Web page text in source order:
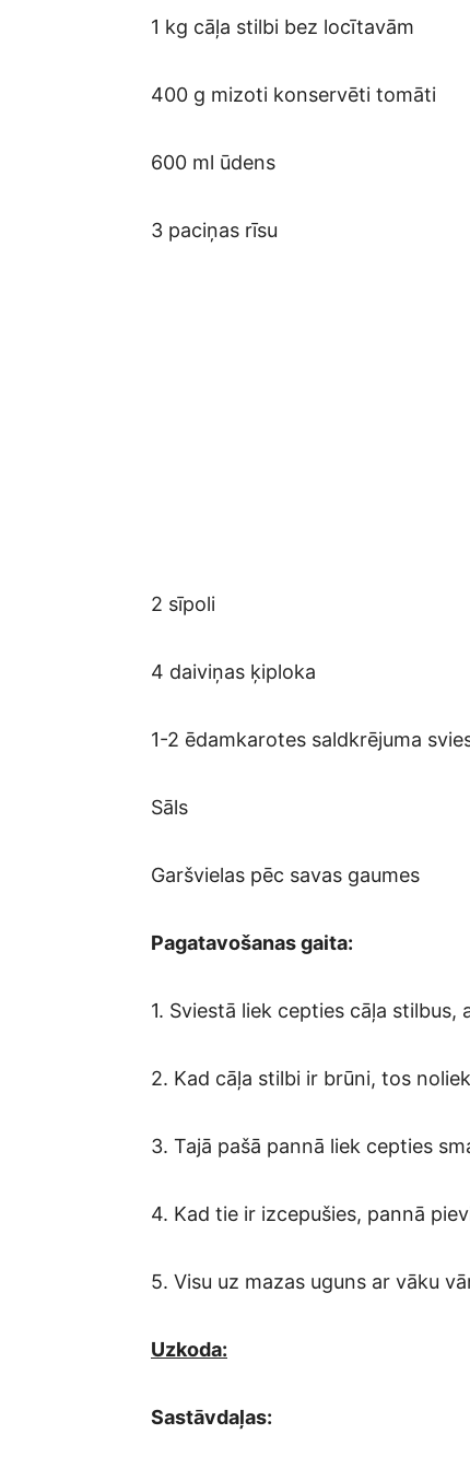
1 kg cāļa stilbi bez locītavām
400 g mizoti konservēti tomāti
600 ml ūdens
3 paciņas rīsu
2 sīpoli
4 daiviņas ķiploka
1-2 ēdamkarotes saldkrējuma
Sāls
Garšvielas pēc savas gaumes
Pagatavošanas gaita:
1. Sviestā liek cepties cāļa
2. Kad cāļa stilbi ir brūni, tos
3. Tajā pašā pannā liek cepties
4. Kad tie ir izcepušies, pannā
5. Visu uz mazas uguns ar vāku
Uzkoda:
Sastāvdaļas: